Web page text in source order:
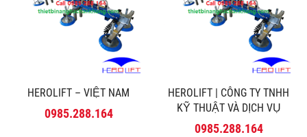
HEROLIFT – VIỆT NAM
0985.288.164
HEROLIFT | CÔNG TY TNHH
KỸ THUẬT VÀ DỊCH VỤ
MINH PHÚ
0985.288.164